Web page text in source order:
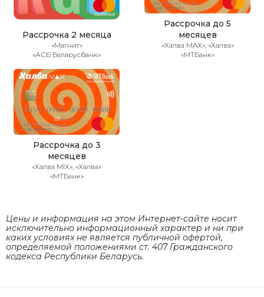
Рассрочка 2 месяца
«Магнит»
«АСБ Беларусбанк»
Рассрочка до 5
месяцев
«Халва MAX», «Халва»
«МТБанк»
Рассрочка до 3
месяцев
«Халва MIX», «Халва»
«МТБанк»
Цены и информация на этом Интернет-сайте носит
исключительно информационный характер и ни при
каких условиях не является публичной офертой,
определяемой положениями cт. 407 Гражданского
кодекса Республики Беларусь.